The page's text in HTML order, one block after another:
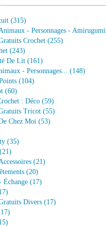
(315)
- Personnages - Amirugumi
Crochet (255)
(243)
De Lit (161)
- Personnages... (148)
(104)
(60)
: Déco (59)
Tricot (55)
Chez Moi (53)
(35)
(21)
(20)
Échange (17)
Divers (17)